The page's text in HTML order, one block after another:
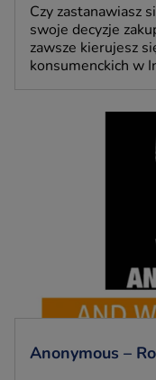
Czy zastanawiasz
swoje decyzje
zawsze kierujesz
konsumenckich w
Anonymous –